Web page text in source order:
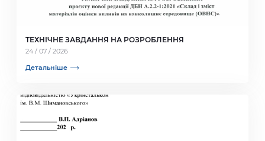
ТЕХНІЧНЕ ЗАВДАННЯ НА РОЗРОБЛЕННЯ
24 / 07 / 2026
Детальніше